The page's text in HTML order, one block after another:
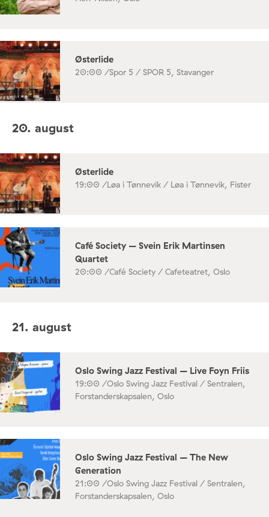
Østerlide
20:00 /Spor 5 / SPOR 5, Stavanger
20. august
Østerlide
19:00 /Løa i Tønnevik / Løa i Tønnevik, Fister
Café Society – Svein Erik Martinsen
Quartet
20:00 /Café Society / Cafeteatret, Oslo
21. august
Oslo Swing Jazz Festival – Live Foyn Friis
19:00 /Oslo Swing Jazz Festival / Sentralen,
Forstanderskapsalen, Oslo
Oslo Swing Jazz Festival – The New
Generation
21:00 /Oslo Swing Jazz Festival / Sentralen,
Forstanderskapsalen, Oslo